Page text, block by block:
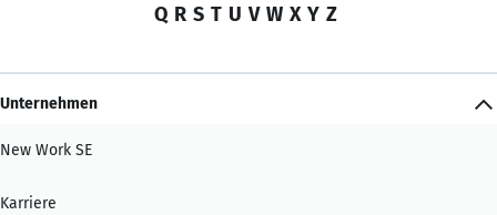
Q R S T U V W X Y Z
Unternehmen
New Work SE
Karriere